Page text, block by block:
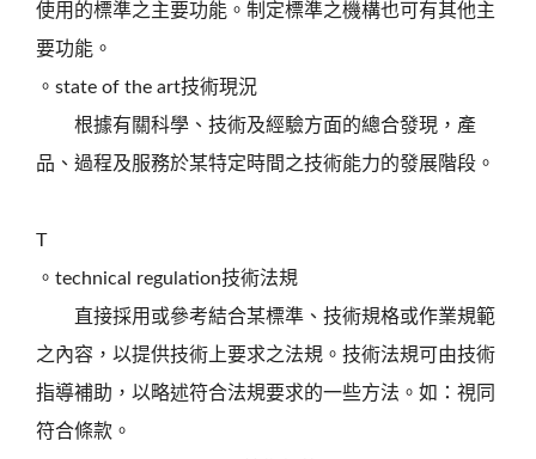
使用的標準之主要功能。制定標準之機構也可有其他主
要功能。
。state of the art技術現況
根據有關科學、技術及經驗方面的總合發現，產
品、過程及服務於某特定時間之技術能力的發展階段。
T
。technical regulation技術法規
直接採用或參考結合某標準、技術規格或作業規範
之內容，以提供技術上要求之法規。技術法規可由技術
指導補助，以略述符合法規要求的一些方法。如：視同
符合條款。